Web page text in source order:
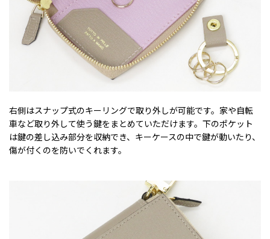
右側はスナップ式のキーリングで取り外しが可能です。家や自転
車など取り外して使う鍵をまとめていただけます。下のポケット
は鍵の差し込み部分を収納でき、キーケースの中で鍵が動いたり、
傷が付くのを防いでくれます。